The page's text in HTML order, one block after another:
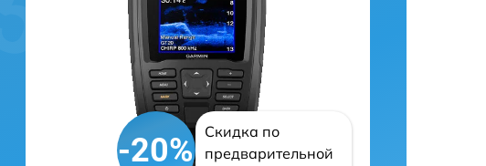
-20%
Скидка по
предварительной